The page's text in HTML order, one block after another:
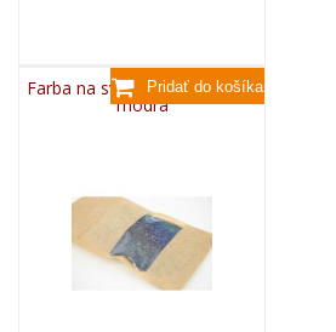
Farba na sviečky, 25g - svetlo
modrá